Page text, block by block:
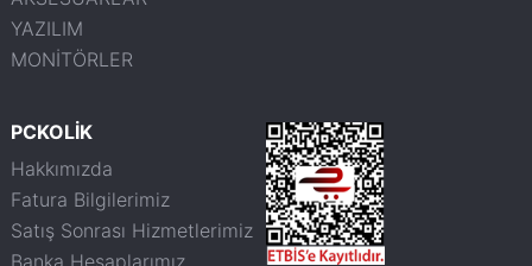
YAZILIM
MONİTÖRLER
PCKOLİK
Hakkımızda
Fatura Bilgilerimiz
Satış Sonrası Hizmetlerimiz
Banka Hesaplarımız